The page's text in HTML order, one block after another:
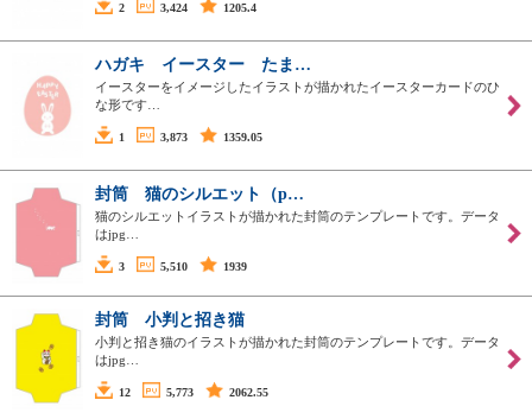
2 3,424 1205.4
ハガキ イースター たま…
イースターをイメージしたイラストが描かれたイースターカードのひ
な形です…
1 3,873 1359.05
封筒 猫のシルエット（p…
猫のシルエットイラストが描かれた封筒のテンプレートです。データ
はjpg…
3 5,510 1939
封筒 小判と招き猫
小判と招き猫のイラストが描かれた封筒のテンプレートです。データ
はjpg…
12 5,773 2062.55